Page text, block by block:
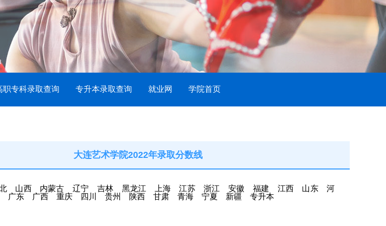
职专科录取查询 专升本录取查询 就业网 学院首页
大连艺术学院2022年录取分数线
山西 内蒙古 辽宁 吉林 黑龙江 上海 江苏 浙江 安徽 福建 江西 山东
河
广东 广西 重庆 四川 贵州 陕西 甘肃 青海 宁夏 新疆
专升本